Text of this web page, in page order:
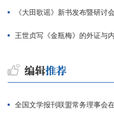
《大田歌谣》新书发布暨研讨
王世贞写《金瓶梅》的外证与
全国文学报刊联盟常务理事会